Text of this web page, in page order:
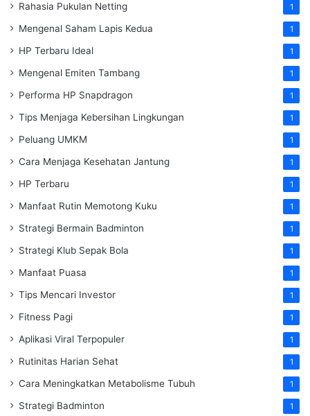
Rahasia Pukulan Netting 1
Mengenal Saham Lapis Kedua 1
HP Terbaru Ideal 1
Mengenal Emiten Tambang 1
Performa HP Snapdragon 1
Tips Menjaga Kebersihan Lingkungan 1
Peluang UMKM 1
Cara Menjaga Kesehatan Jantung 1
HP Terbaru 1
Manfaat Rutin Memotong Kuku 1
Strategi Bermain Badminton 1
Strategi Klub Sepak Bola 1
Manfaat Puasa 1
Tips Mencari Investor 1
Fitness Pagi 1
Aplikasi Viral Terpopuler 1
Rutinitas Harian Sehat 1
Cara Meningkatkan Metabolisme Tubuh 1
Strategi Badminton 1